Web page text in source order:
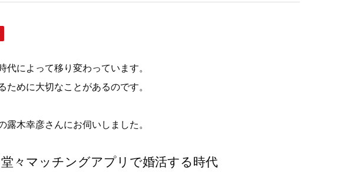
によって移り変わっています。
めに大切なことがあるのです。
木幸彦さんにお伺いしました。
々マッチングアプリで婚活する時代